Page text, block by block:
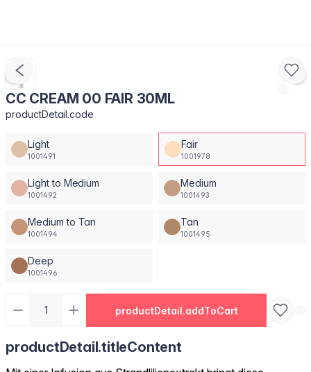
CC CREAM 00 FAIR 30ML
productDetail.code
Light
1001491
Fair
1001978
Light to Medium
1001492
Medium
1001493
Medium to Tan
1001494
Tan
1001495
Deep
1001496
productDetail.addToCart
productDetail.titleContent